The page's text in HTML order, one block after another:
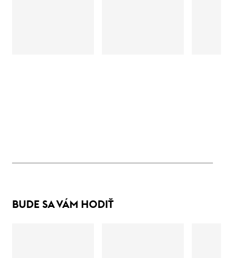
BUDE SA VÁM HODIŤ